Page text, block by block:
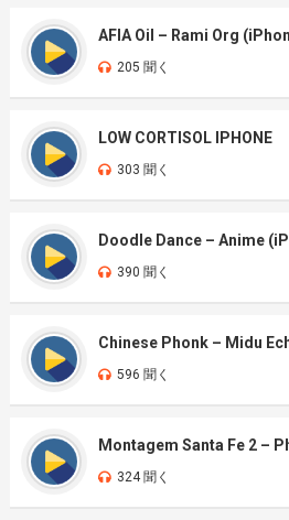
AFIA Oil – Rami Org
205 聞く
LOW CORTISOL IPHONE
303 聞く
Doodle Dance – Anime
390 聞く
Chinese Phonk – Midu
596 聞く
Montagem Santa Fe 2 –
324 聞く